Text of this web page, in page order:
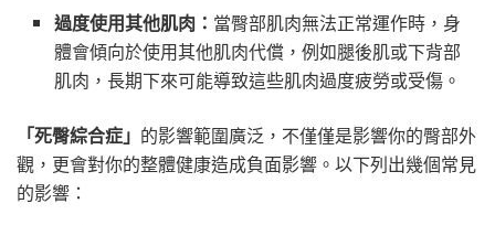
過度使用其他肌肉： 當臀部肌肉無法正常運作時，身
體會傾向於使用其他肌肉代償，例如腿後肌或下背部
肌肉，長期下來可能導致這些肌肉過度疲勞或受傷。
「死臀綜合症」 的影響範圍廣泛，不僅僅是影響你的臀部外
觀，更會對你的整體健康造成負面影響。以下列出幾個常見
的影響：